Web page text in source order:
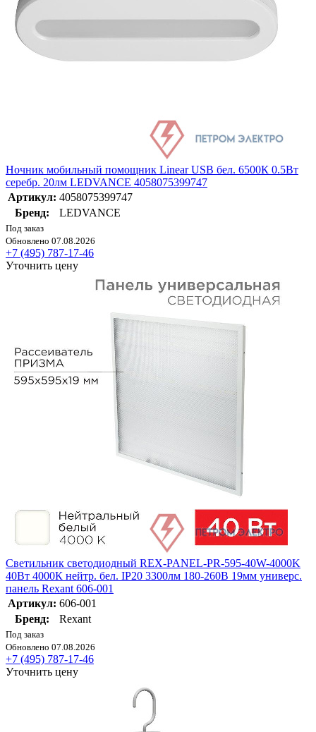
Ночник мобильный помощник Linear USB бел. 6500К 0.5Вт
серебр. 20лм LEDVANCE 4058075399747
Артикул: 4058075399747
Бренд:
LEDVANCE
Под заказ
Обновлено 07.08.2026
+7 (495) 787-17-46
Уточнить цену
Светильник светодиодный REX-PANEL-PR-595-40W-4000K
40Вт 4000К нейтр. бел. IP20 3300лм 180-260В 19мм универс.
панель Rexant 606-001
Артикул: 606-001
Бренд:
Rexant
Под заказ
Обновлено 07.08.2026
+7 (495) 787-17-46
Уточнить цену